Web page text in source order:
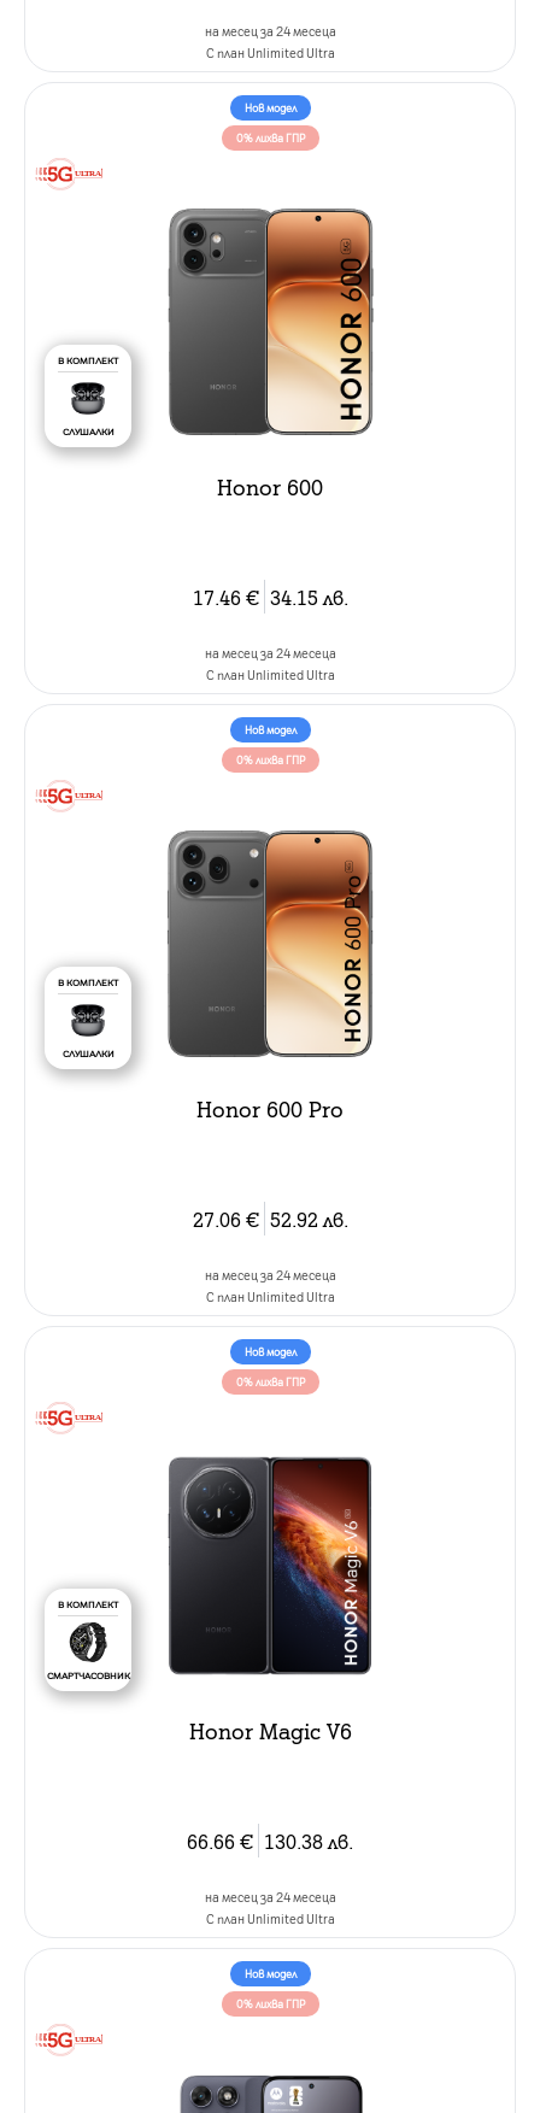
на месец за 24 месеца
C план Unlimited Ultra
Нов модел
0% лихва ГПР
В КОМПЛЕКТ
СЛУШАЛКИ
Honor 600
17.46 € 34.15 лв.
на месец за 24 месеца
C план Unlimited Ultra
Нов модел
0% лихва ГПР
В КОМПЛЕКТ
СЛУШАЛКИ
Honor 600 Pro
27.06 € 52.92 лв.
на месец за 24 месеца
C план Unlimited Ultra
Нов модел
0% лихва ГПР
В КОМПЛЕКТ
СМАРТЧАСОВНИК
Honor Magic V6
66.66 € 130.38лв.
на месец за 24 месеца
C план Unlimited Ultra
Нов модел
0% лихва ГПР